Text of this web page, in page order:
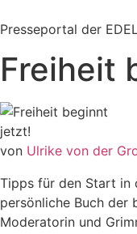
Inhalt
Presseportal der
Freiheit
von Ulrike von der
Tipps für den Start in
persönliche Buch der
Moderatorin und